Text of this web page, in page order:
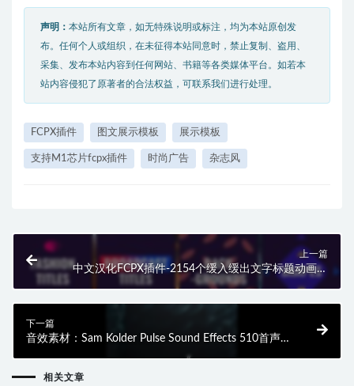
声明： 本站所有文章，如无特殊说明或标注，均为本站原创发
布。任何个人或组织，在未征得本站同意时，禁止复制、盗用、
采集、发布本站内容到任何网站、书籍等各类媒体平台。如若本
站内容侵犯了原著者的合法权益，可联系我们进行处理。
FCPX插件 图文展示模板 展示模板
支持M1芯片fcpx插件 时尚广告 杂志风
上一篇
中文汉化FCPX插件-2154个缓入缓出文字标题动画摄
像机形状遮罩笔刷毛刺故障无缝转场插件
下一篇
音效素材：Sam Kolder Pulse Sound Effects 510首声音
相关文章